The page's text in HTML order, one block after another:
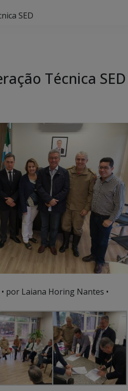
SED
Técnica SED
• por Laiana Horing Nantes •